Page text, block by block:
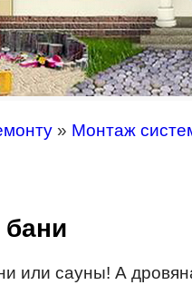
» Монтаж
или сауны! А д